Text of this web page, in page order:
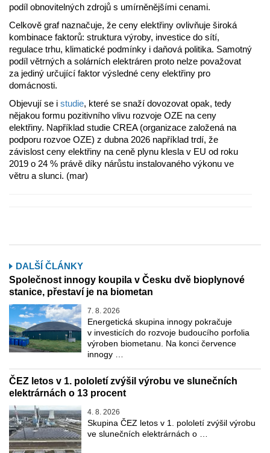
podíl obnovitelných zdrojů s umírněnějšími cenami.
Celkově graf naznačuje, že ceny elektřiny ovlivňuje široká
kombinace faktorů: struktura výroby, investice do sítí,
regulace trhu, klimatické podmínky i daňová politika. Samotný
podíl větrných a solárních elektráren proto nelze považovat
za jediný určující faktor výsledné ceny elektřiny pro
domácnosti.
Objevují se i studie, které se snaží dovozovat opak, tedy
nějakou formu pozitivního vlivu rozvoje OZE na ceny
elektřiny. Například studie CREA (organizace založená na
podporu rozvoe OZE) z dubna 2026 například trdí, že
závislost ceny elektřiny na ceně plynu klesla v EU od roku
2019 o 24 % právě díky nárůstu instalovaného výkonu ve
větru a slunci. (mar)
DALŠÍ ČLÁNKY
Společnost innogy koupila v Česku dvě bioplynové
stanice, přestaví je na biometan
7. 8. 2026
Energetická skupina innogy pokračuje
v investicích do rozvoje budoucího porfolia
výroben biometanu. Na konci července
innogy …
ČEZ letos v 1. pololetí zvýšil výrobu ve slunečních
elektrárnách o 13 procent
4. 8. 2026
Skupina ČEZ letos v 1. pololetí zvýšil výrobu
ve slunečních elektrárnách o …